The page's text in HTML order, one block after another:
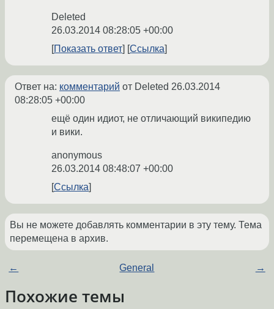
Deleted
26.03.2014 08:28:05 +00:00
Показать ответ
Ссылка
Ответ на: комментарий от Deleted 26.03.2014
08:28:05 +00:00
ещё один идиот, не отличающий википедию
и вики.
anonymous
26.03.2014 08:48:07 +00:00
Ссылка
Вы не можете добавлять комментарии в эту тему. Тема
перемещена в архив.
← General →
Похожие темы